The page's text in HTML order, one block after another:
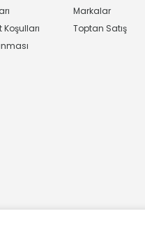
Markalar
Toptan Satış